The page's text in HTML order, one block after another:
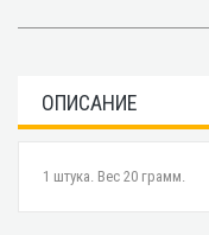
ОПИСАНИЕ
1 штука. Вес 20 грамм.